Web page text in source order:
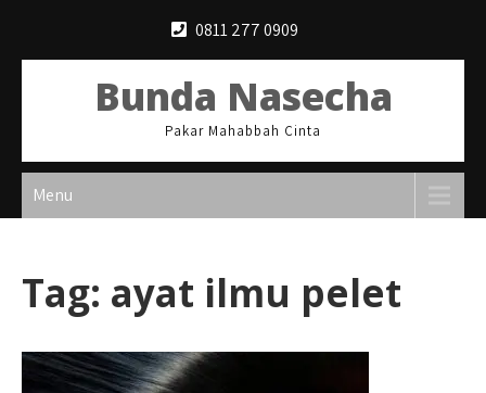
0811 277 0909
Bunda Nasecha
Pakar Mahabbah Cinta
Menu
Tag: ayat ilmu pelet